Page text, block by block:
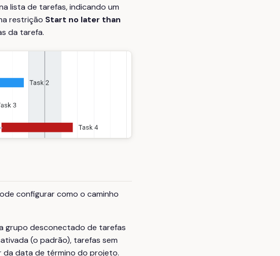
lista de tarefas, indicando um
restrição Start no later than
da tarefa.
configurar como o caminho
grupo desconectado de tarefas
(o padrão), tarefas sem
da data de término do projeto.